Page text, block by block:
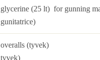
glycerine (25 lt) for
gunitatrice)
overalls
tyvek)